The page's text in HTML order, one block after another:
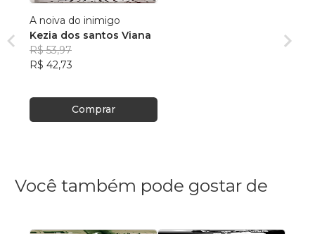
A noiva do inimigo
Kezia dos santos Viana
R$ 53,97
R$ 42,73
Comprar
Você também pode gostar de